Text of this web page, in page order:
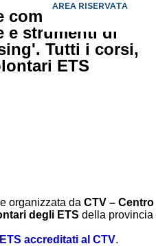
AREA RISERVATA
forma
e strumenti di
Tutti i corsi,
ETS
organizzata da CTV – Centro
degli ETS della provincia
ETS accreditati al CTV.